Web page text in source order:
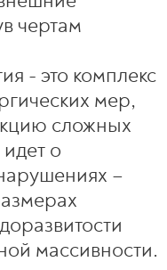
чертам
- это комплекс
мер,
сложных
о
–
массивности.